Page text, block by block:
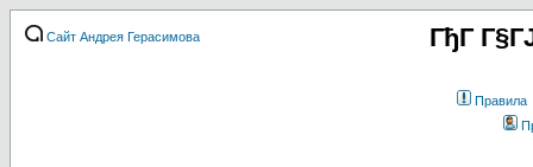
Сайт Андрея Герасимова ГђГ
Правила